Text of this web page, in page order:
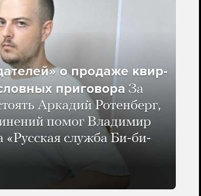
о продаже квир-
приговора За
Аркадий Ротенберг,
помог Владимир
служба Би-би-